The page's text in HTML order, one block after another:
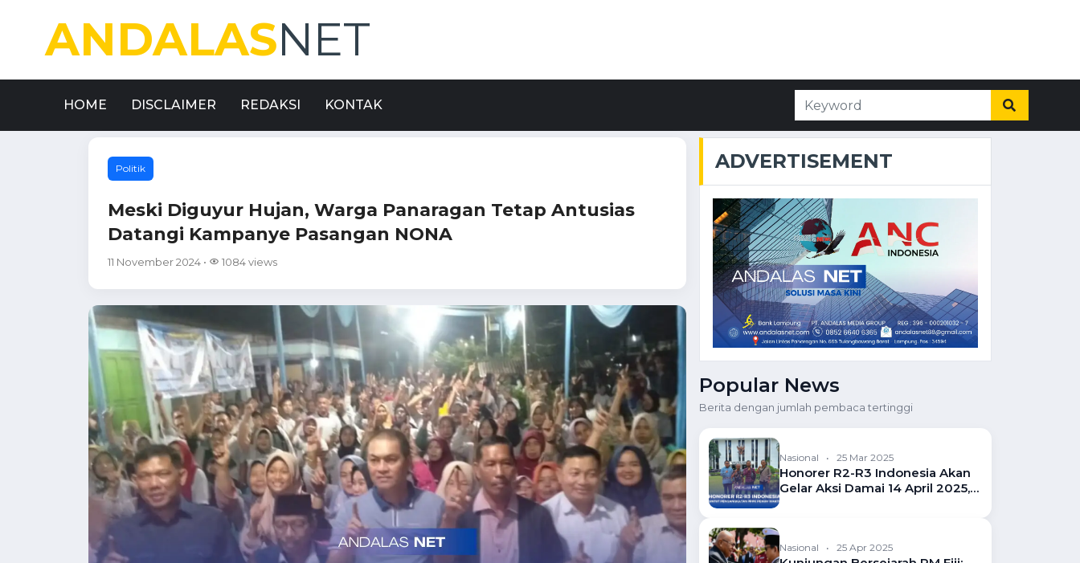
ANDALASNET
HOME DISCLAIMER REDAKSI KONTAK
Politik
Meski Diguyur Hujan, Warga Panaragan Tetap Antusias
Datangi Kampanye Pasangan NONA
11 November 2024 • 1084 views
ADVERTISEMENT
Popular News
Berita dengan jumlah pembaca tertinggi
Nasional • 25 Mar 2025
Honorer R2-R3 Indonesia Akan
Gelar Aksi Damai 14 April 2025,
Nasional • 25 Apr 2025